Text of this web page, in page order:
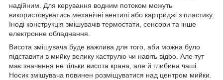
надійним. Для керування водним потоком можуть
використовуватись механічні вентилі або картриджі з пластику.
Іноді конструкція змішувачів термостати, сенсори та інше
електронне обладнання.
Висота змішувача буде важлива для того, аби можна було
підставити в мийку велику каструлю чи навіть відро. Але тут
має значення не тільки висота крана, але й глибина чаші.
Носик змішувача повинен розміщуватися над центром мийки.